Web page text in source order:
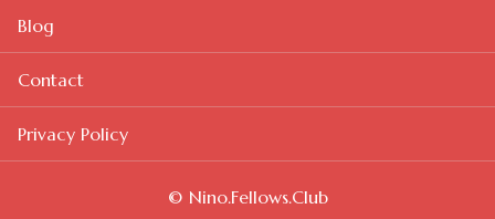
Blog
Contact
Privacy Policy
© Nino.Fellows.Club